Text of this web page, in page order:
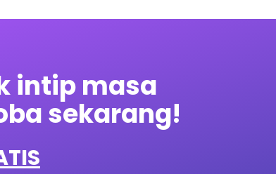
intip masa
sekarang!